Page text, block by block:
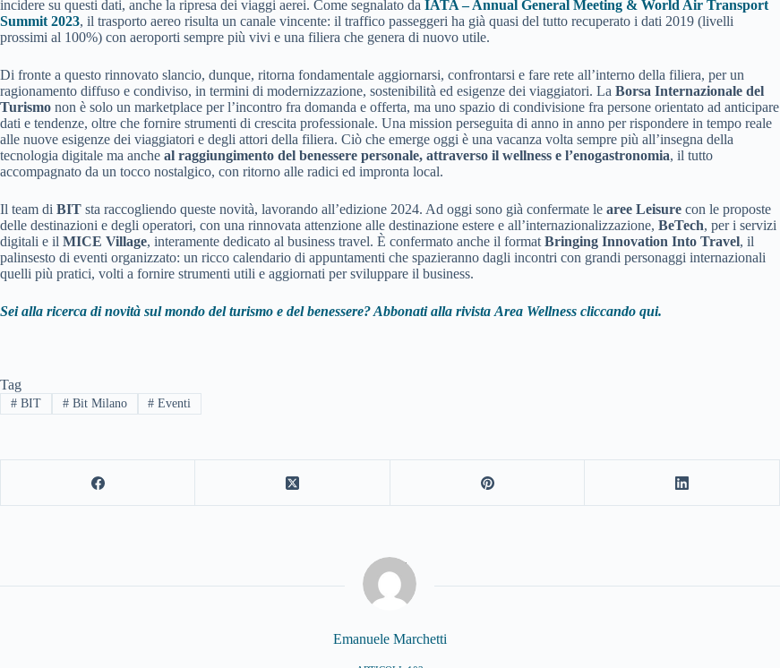
incidere su questi dati, anche la ripresa dei viaggi aerei. Come segnalato da IATA – Annual General Meeting & World Air Transport
Summit 2023, il trasporto aereo risulta un canale vincente: il traffico passeggeri ha già quasi del tutto recuperato i dati 2019 (livelli
prossimi al 100%) con aeroporti sempre più vivi e una filiera che genera di nuovo utile.
Di fronte a questo rinnovato slancio, dunque, ritorna fondamentale aggiornarsi, confrontarsi e fare rete all’interno della filiera, per un
ragionamento diffuso e condiviso, in termini di modernizzazione, sostenibilità ed esigenze dei viaggiatori. La Borsa Internazionale del
Turismo non è solo un marketplace per l’incontro fra domanda e offerta, ma uno spazio di condivisione fra persone orientato ad anticipare
dati e tendenze, oltre che fornire strumenti di crescita professionale. Una mission perseguita di anno in anno per rispondere in tempo reale
alle nuove esigenze dei viaggiatori e degli attori della filiera. Ciò che emerge oggi è una vacanza volta sempre più all’insegna della
tecnologia digitale ma anche al raggiungimento del benessere personale, attraverso il wellness e l’enogastronomia, il tutto
accompagnato da un tocco nostalgico, con ritorno alle radici ed impronta local.
Il team di BIT sta raccogliendo queste novità, lavorando all’edizione 2024. Ad oggi sono già confermate le aree Leisure con le proposte
delle destinazioni e degli operatori, con una rinnovata attenzione alle destinazione estere e all’internazionalizzazione, BeTech, per i servizi
digitali e il MICE Village, interamente dedicato al business travel. È confermato anche il format Bringing Innovation Into Travel, il
palinsesto di eventi organizzato: un ricco calendario di appuntamenti che spazieranno dagli incontri con grandi personaggi internazionali
quelli più pratici, volti a fornire strumenti utili e aggiornati per sviluppare il business.
Sei alla ricerca di novità sul mondo del turismo e del benessere? Abbonati alla rivista Area Wellness cliccando qui.
Tag
#BIT #Bit Milano # Eventi
Emanuele Marchetti